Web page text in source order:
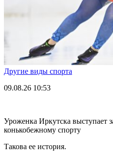
Другие виды спорта
09.08.26 10:53
Уроженка Иркутска выступает
конькобежному спорту
Такова ее история.